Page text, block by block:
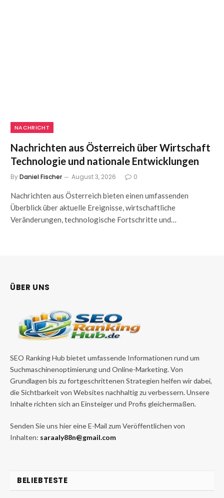
NACHRICHT
Nachrichten aus Österreich über Wirtschaft
Technologie und nationale Entwicklungen
ByDaniel Fischer August 3, 2026 0
Nachrichten aus Österreich bieten einen umfassenden
Überblick über aktuelle Ereignisse, wirtschaftliche
Veränderungen, technologische Fortschritte und…
ÜBER UNS
SEO Ranking Hub bietet umfassende Informationen rund um
Suchmaschinenoptimierung und Online-Marketing. Von
Grundlagen bis zu fortgeschrittenen Strategien helfen wir dabei,
die Sichtbarkeit von Websites nachhaltig zu verbessern. Unsere
Inhalte richten sich an Einsteiger und Profis gleichermaßen.
Senden Sie uns hier eine E-Mail zum Veröffentlichen von
Inhalten: saraaly88n@gmail.com
BELIEBTESTE